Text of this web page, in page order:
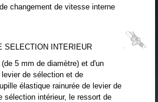
changement de vitesse interne
SELECTION INTERIEUR
5 mm de diamètre) et d'un
de sélection et de
élastique rainurée de levier de
sélection intérieur, le ressort de